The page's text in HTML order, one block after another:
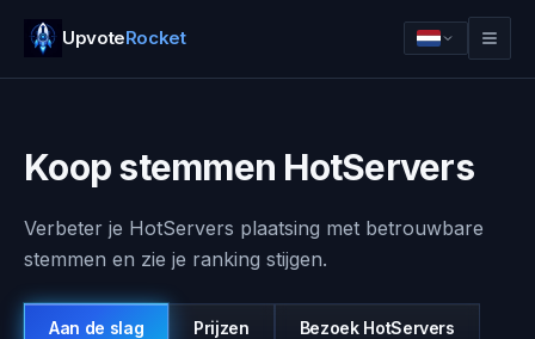
UpvoteRocket
Koop stemmen HotServers
Verbeter je HotServers plaatsing met betrouwbare
stemmen en zie je ranking stijgen.
Aan de slag Prijzen Bezoek HotServers